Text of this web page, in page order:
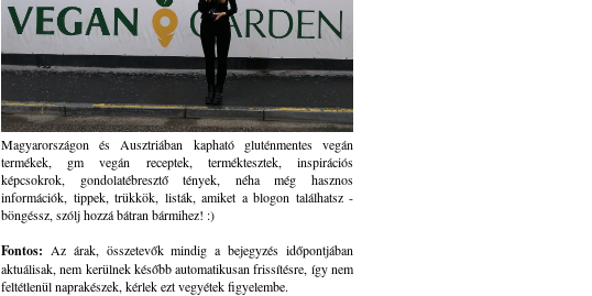
Magyarországon és Ausztriában kapható gluténmentes vegán
termékek, gm vegán receptek, terméktesztek, inspirációs
képcsokrok, gondolatébresztő tények, néha még hasznos
információk, tippek, trükkök, listák, amiket a blogon találhatsz -
böngéssz, szólj hozzá bátran bármihez! :)
Fontos: Az árak, összetevők mindig a bejegyzés időpontjában
aktuálisak, nem kerülnek később automatikusan frissítésre, így nem
feltétlenül naprakészek, kérlek ezt vegyétek figyelembe.